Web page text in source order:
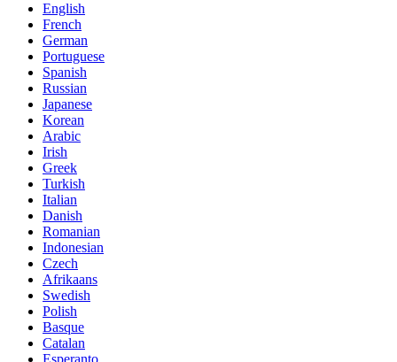
English
French
German
Portuguese
Spanish
Russian
Japanese
Korean
Arabic
Irish
Greek
Turkish
Italian
Danish
Romanian
Indonesian
Czech
Afrikaans
Swedish
Polish
Basque
Catalan